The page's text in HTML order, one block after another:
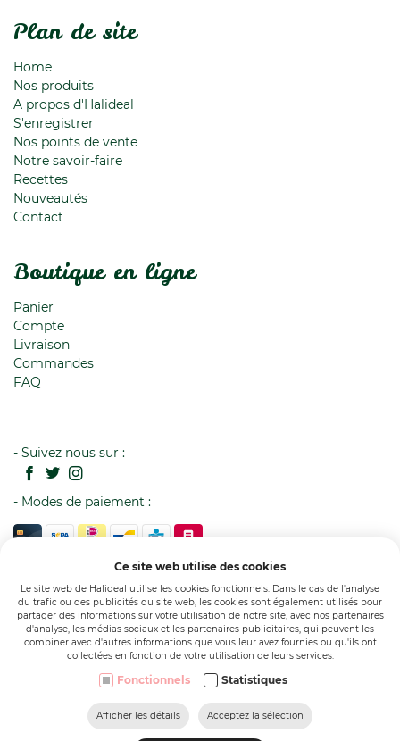
Plan de site
Home
Nos produits
A propos d'Halideal
S'enregistrer
Nos points de vente
Notre savoir-faire
Recettes
Nouveautés
Contact
Boutique en ligne
Panier
Compte
Livraison
Commandes
FAQ
- Suivez nous sur :
- Modes de paiement :
Politique de cookies
Politique de confidentialité
Plan de site
Ce site web utilise des cookies
Le site web de Halideal utilise les cookies fonctionnels. Dans le cas de l'analyse
du trafic ou des publicités du site web, les cookies sont également utilisés pour
partager des informations sur votre utilisation de notre site, avec nos partenaires
d'analyse, les médias sociaux et les partenaires publicitaires, qui peuvent les
combiner avec d'autres informations que vous leur avez fournies ou qu'ils ont
collectées en fonction de votre utilisation de leurs services.
Fonctionnels Statistiques
Afficher les détails Acceptez la sélection